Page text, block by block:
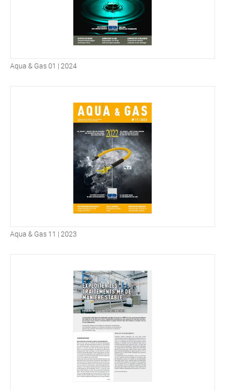
Aqua & Gas 01 | 2024
Aqua & Gas 11 | 2023